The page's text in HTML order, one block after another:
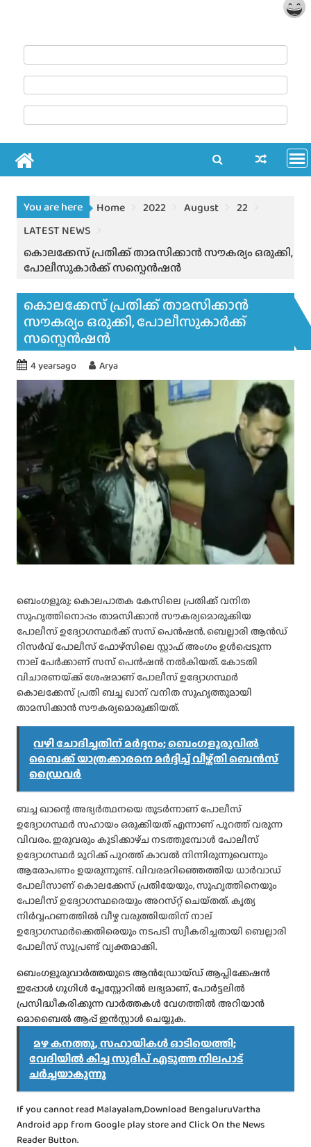
You are here Home 2022 August
22
LATEST NEWS
കൊലക്കേസ് പ്രതിക്ക് താമസിക്കാൻ സൗകര്യം ഒരുക്കി,
പോലീസുകാർക്ക് സസ്പെൻഷൻ
കൊലക്കേസ് പ്രതിക്ക് താമസിക്കാൻ
സൗകര്യം ഒരുക്കി, പോലീസുകാർക്ക്
സസ്പെൻഷൻ
4 yearsago Arya
ബെംഗളൂരു: കൊലപാതക കേസിലെ പ്രതിക്ക് വനിത
സുഹൃത്തിനൊപ്പം താമസിക്കാൻ സൗകര്യമൊരുക്കിയ
പോലീസ് ഉദ്യോഗസ്ഥർക്ക് സസ് പെൻഷൻ.ബെല്ലാരി ആൻഡ്
റിസർവ് പോലീസ് ഫോഴ്‌സിലെ സ്റ്റാഫ് അംഗം ഉൾപ്പെടുന്ന
നാല് പേർക്കാണ് സസ് പെൻഷൻ നൽകിയത്.കോടതി
വിചാരണയ്‌ക്ക് ശേഷമാണ് പോലീസ് ഉദ്യോഗസ്ഥർ
കൊലക്കേസ് പ്രതി ബച്ച ഖാന് വനിത സുഹൃത്തുമായി
താമസിക്കാൻ സൗകര്യമൊരുക്കിയത്.
വഴി ചോദിച്ചതിന് മർദ്ദനം; ബെംഗളൂരുവിൽ
ബൈക്ക് യാത്രക്കാരനെ മർദ്ദിച്ച് വീഴ്ത്തി ബെൻസ്
ഡ്രൈവർ
ബച്ച ഖാന്റെ അഭ്യർത്ഥനയെ തുടർന്നാണ് പോലീസ്
ഉദ്യോഗസ്ഥർ സഹായം ഒരുക്കിയത് എന്നാണ് പുറത്ത് വരുന്ന
വിവരം.ഇരുവരും കൂടിക്കാഴ്‌ച നടത്തുമ്പോൾ പോലീസ്
ഉദ്യോഗസ്ഥർ മുറിക്ക് പുറത്ത് കാവൽ നിന്നിരുന്നുവെന്നും
ആരോപണം ഉയരുന്നുണ്ട്.വിവരമറിഞ്ഞെത്തിയ ധാർവാഡ്
പോലീസാണ് കൊലക്കേസ് പ്രതിയേയും, സുഹൃത്തിനെയും
പോലീസ് ഉദ്യോഗസ്ഥരെയും അറസ്‌റ്റ് ചെയ്‌തത്.കൃത്യ
നിർവ്വഹണത്തിൽ വീഴ്ച വരുത്തിയതിന് നാല്
ഉദ്യോഗസ്ഥർക്കെതിരെയും നടപടി സ്വീകരിച്ചതായി ബെല്ലാരി
പോലീസ് സൂപ്രണ്ട് വ്യക്തമാക്കി.
ബെംഗളൂരുവാർത്തയുടെ ആൻഡ്രോയ്ഡ് ആപ്ലിക്കേഷൻ
ഇപ്പോൾ ഗൂഗിൾ പ്ലേസ്റ്റോറിൽ ലഭ്യമാണ്, പോർട്ടലിൽ
പ്രസിദ്ധീകരിക്കുന്ന വാർത്തകൾ വേഗത്തിൽ അറിയാൻ
മൊബൈൽ ആപ്പ് ഇൻസ്റ്റാൾ ചെയ്യുക.
മഴ കനത്തു, സഹായികൾ ഓടിയെത്തി;
വേദിയിൽ കിച്ച സുദീപ് എടുത്ത നിലപാട്
ചർച്ചയാകുന്നു
If you cannot read Malayalam,Download BengaluruVartha
Android app from Google play store and Click On the News
Reader Button.